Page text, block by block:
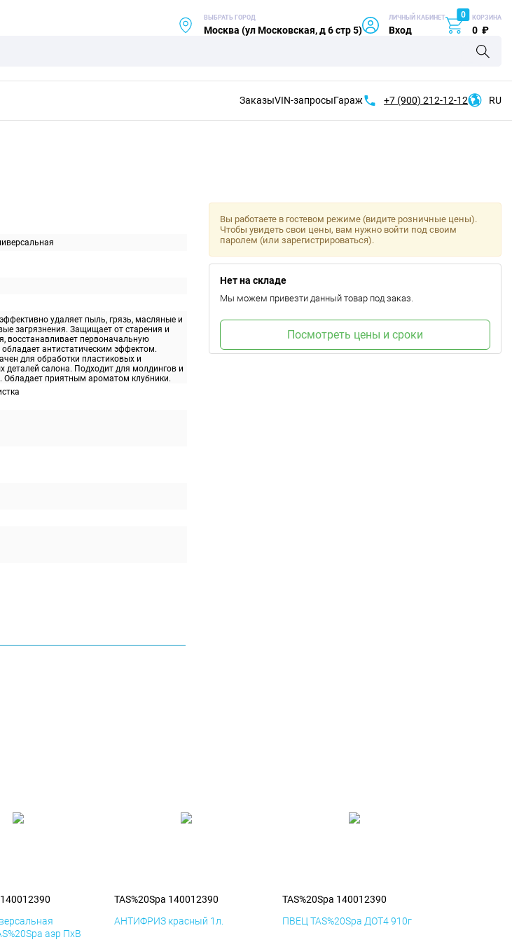
ВЫБРАТЬ ГОРОД
Москва (ул Московская, д 6 стр 5)
ЛИЧНЫЙ КАБИНЕТ
Вход
0 КОРЗИНА
0 ₽
ЗаказыVIN-запросыГараж +7 (900) 212-12-12 RU
удаляет пыль, грязь, масляные и
загрязнения. Защищает от старения и
восстанавливает первоначальную
обладает антистатическим эффектом.
для обработки пластиковых и
деталей салона. Подходит для молдингов и
Обладает приятным ароматом клубники.
Вы работаете в гостевом режиме (видите розничные цены).
Чтобы увидеть свои цены, вам нужно войти под своим
паролем (или зарегистрироваться).
Нет на складе
Мы можем привезти данный товар под заказ.
Посмотреть цены и сроки
аэр ПхВ
TAS%20Spa 140012390
АНТИФРИЗ красный 1л.
TAS%20Spa 140012390
ПВЕЦ TAS%20Spa ДОТ4 910г